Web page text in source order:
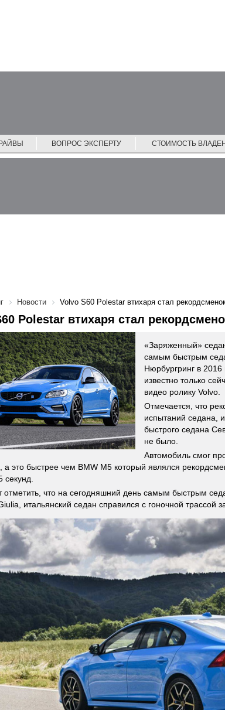
ВОПРОС ЭКСПЕРТУ СТОИМОСТЬ
Новости Volvo S60 Polestar втихаря стал
Polestar втихаря стал
«Заряженный»
самым быстрым
Нюрбургринг в 2016
известно только
видео ролику Volvo.
Отмечается, что
испытаний седана,
быстрого седана
не было.
Автомобиль смог
а это быстрее чем BMW M5 который являлся
секунд.
отметить, что на сегодняшний день самым быстрым
итальянский седан справился с гоночной трассой